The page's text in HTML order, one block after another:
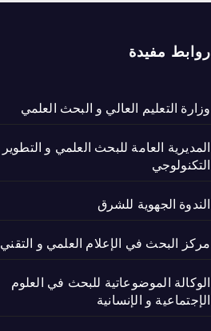
روابط مفيدة
وزارة التعليم العالي و البحث العلمي
المديرية العامة للبحث العلمي و التطوير
التكنولوجي
الندوة الجهوية للشرق
مركز البحث في الإعلام العلمي و التقني
الوكالة الموضوعاتية للبحث في العلوم
الإجتماعية و الإنسانية